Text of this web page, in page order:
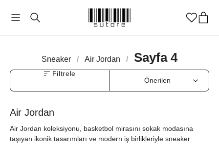
Sneaker / Air Jordan / Sayfa 4
Filtrele
Air Jordan
Air Jordan koleksiyonu, basketbol mirasını sokak modasına
taşıyan ikonik tasarımları ve modern iş birlikleriyle sneaker